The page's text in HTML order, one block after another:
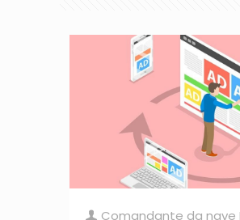
Comandante da nave